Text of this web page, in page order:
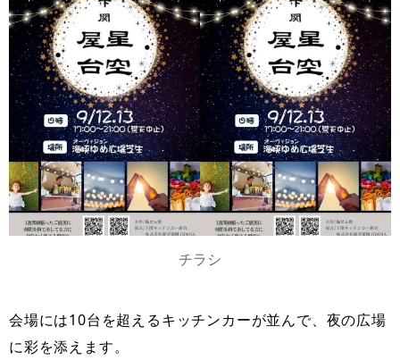
チラシ
会場には10台を超えるキッチンカーが並んで、夜の広場
に彩を添えます。